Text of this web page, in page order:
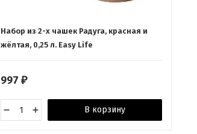
Набор из 2-х чашек Радуга, красная и
жёлтая, 0,25 л. Easy Life
997 ₽
В корзину